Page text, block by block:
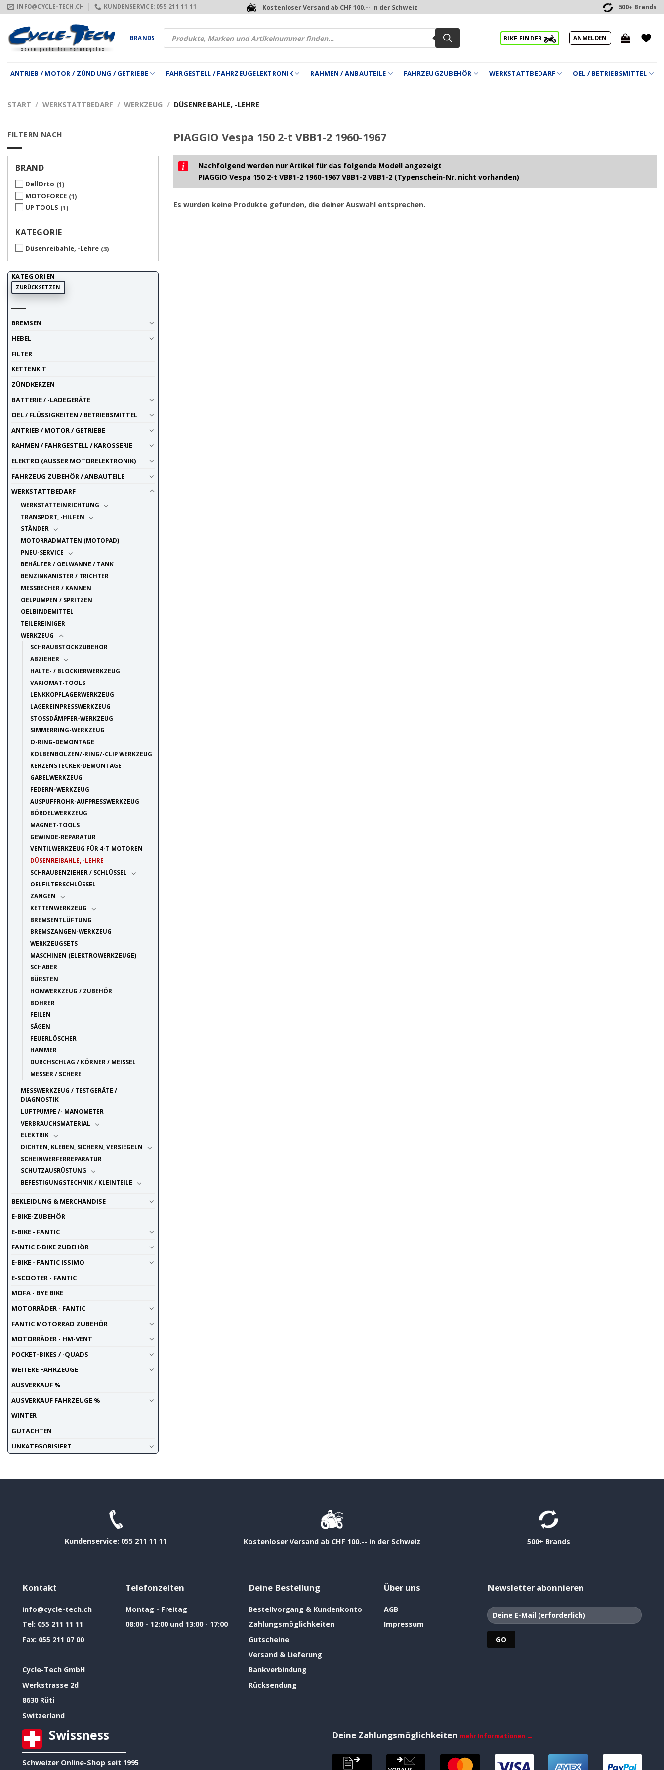
Zum
Inhalt
springen
INFO@CYCLE-TECH.CH KUNDENSERVICE: 055 211 11 11 Kostenloser Versand ab CHF 100.-- in der Schweiz 500+ Brands
BRANDS
Products
search
BIKE FINDER ANMELDEN
ANTRIEB / MOTOR / ZÜNDUNG / GETRIEBE FAHRGESTELL / FAHRZEUGELEKTRONIK RAHMEN / ANBAUTEILE FAHRZEUGZUBEHÖR WERKSTATTBEDARF OEL / BETRIEBSMITTEL
START / WERKSTATTBEDARF / WERKZEUG / DÜSENREIBAHLE, -LEHRE
FILTERN NACH
BRAND
DellOrto 1
MOTOFORCE 1
UP TOOLS 1
KATEGORIE
Düsenreibahle, -Lehre 3
KATEGORIEN
ZURÜCKSETZEN
BREMSEN
HEBEL
FILTER
KETTENKIT
ZÜNDKERZEN
BATTERIE / -LADEGERÄTE
OEL / FLÜSSIGKEITEN / BETRIEBSMITTEL
ANTRIEB / MOTOR / GETRIEBE
RAHMEN / FAHRGESTELL / KAROSSERIE
ELEKTRO (AUSSER MOTORELEKTRONIK)
FAHRZEUG ZUBEHÖR / ANBAUTEILE
WERKSTATTBEDARF
WERKSTATTEINRICHTUNG
TRANSPORT, -HILFEN
STÄNDER
MOTORRADMATTEN (MOTOPAD)
PNEU-SERVICE
BEHÄLTER / OELWANNE / TANK
BENZINKANISTER / TRICHTER
MESSBECHER / KANNEN
OELPUMPEN / SPRITZEN
OELBINDEMITTEL
TEILEREINIGER
WERKZEUG
SCHRAUBSTOCKZUBEHÖR
ABZIEHER
HALTE- / BLOCKIERWERKZEUG
VARIOMAT-TOOLS
LENKKOPFLAGERWERKZEUG
LAGEREINPRESSWERKZEUG
STOSSDÄMPFER-WERKZEUG
SIMMERRING-WERKZEUG
O-RING-DEMONTAGE
KOLBENBOLZEN/-RING/-CLIP WERKZEUG
KERZENSTECKER-DEMONTAGE
GABELWERKZEUG
FEDERN-WERKZEUG
AUSPUFFROHR-AUFPRESSWERKZEUG
BÖRDELWERKZEUG
MAGNET-TOOLS
GEWINDE-REPARATUR
VENTILWERKZEUG FÜR 4-T MOTOREN
DÜSENREIBAHLE, -LEHRE
SCHRAUBENZIEHER / SCHLÜSSEL
OELFILTERSCHLÜSSEL
ZANGEN
KETTENWERKZEUG
BREMSENTLÜFTUNG
BREMSZANGEN-WERKZEUG
WERKZEUGSETS
MASCHINEN (ELEKTROWERKZEUGE)
SCHABER
BÜRSTEN
HONWERKZEUG / ZUBEHÖR
BOHRER
FEILEN
SÄGEN
FEUERLÖSCHER
HAMMER
DURCHSCHLAG / KÖRNER / MEISSEL
MESSER / SCHERE
MESSWERKZEUG / TESTGERÄTE /
DIAGNOSTIK
LUFTPUMPE /- MANOMETER
VERBRAUCHSMATERIAL
ELEKTRIK
DICHTEN, KLEBEN, SICHERN, VERSIEGELN
SCHEINWERFERREPARATUR
SCHUTZAUSRÜSTUNG
BEFESTIGUNGSTECHNIK / KLEINTEILE
BEKLEIDUNG & MERCHANDISE
E-BIKE-ZUBEHÖR
E-BIKE - FANTIC
FANTIC E-BIKE ZUBEHÖR
E-BIKE - FANTIC ISSIMO
E-SCOOTER - FANTIC
MOFA - BYE BIKE
MOTORRÄDER - FANTIC
FANTIC MOTORRAD ZUBEHÖR
MOTORRÄDER - HM-VENT
POCKET-BIKES / -QUADS
WEITERE FAHRZEUGE
AUSVERKAUF %
AUSVERKAUF FAHRZEUGE %
WINTER
GUTACHTEN
UNKATEGORISIERT
PIAGGIO Vespa 150 2-t VBB1-2 1960-1967
Nachfolgend werden nur Artikel für das folgende Modell angezeigt
PIAGGIO Vespa 150 2-t VBB1-2 1960-1967 VBB1-2 VBB1-2 (Typenschein-Nr. nicht vorhanden)
Es wurden keine Produkte gefunden, die deiner Auswahl entsprechen.
Kundenservice: 055 211 11 11 Kostenloser Versand ab CHF 100.-- in der Schweiz 500+ Brands
Kontakt
info@cycle-tech.ch
Tel: 055 211 11 11
Fax: 055 211 07 00
Cycle-Tech GmbH
Werkstrasse 2d
8630 Rüti
Switzerland
Telefonzeiten
Montag - Freitag
08:00 - 12:00 und 13:00 - 17:00
Deine Bestellung
Bestellvorgang & Kundenkonto
Zahlungsmöglichkeiten
Gutscheine
Versand & Lieferung
Bankverbindung
Rücksendung
Über uns
AGB
Impressum
Newsletter abonnieren
Swissness
Schweizer Online-Shop seit 1995
Deine Zahlungsmöglichkeiten mehr Informationen →